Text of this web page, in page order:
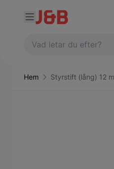
Hem Styrstift (lång) 12